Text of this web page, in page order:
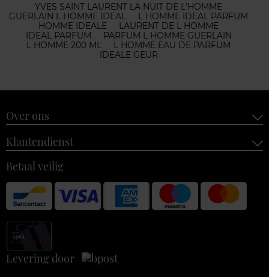
YVES SAINT LAURENT LA NUIT DE L'HOMME
GUERLAIN L HOMME IDEAL
L HOMME IDEAL PARFUM
HOMME IDEALE
LAURENT DE L HOMME
IDEAL PARFUM
PARFUM L HOMME GUERLAIN
L HOMME 200 ML
L HOMME EAU DE PARFUM
IDEALE GEUR
Over ons
Klantendienst
Betaal veilig
Levering door